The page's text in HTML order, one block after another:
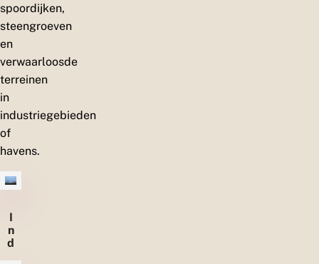
spoordijken,
steengroeven
en
verwaarloosde
terreinen
in
industriegebieden
of
havens.
I
n
d